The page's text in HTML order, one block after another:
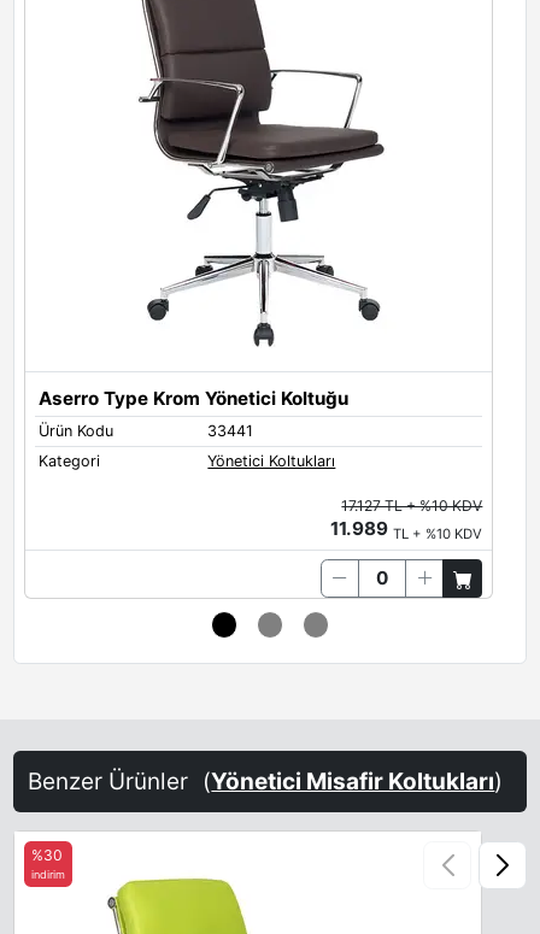
Aserro Type Krom Yönetici Koltuğu
Ürün Kodu
33441
Kategori
Yönetici Koltukları
17.127 TL + %10 KDV
11.989TL + %10 KDV
Benzer Ürünler (Yönetici Misafir Koltukları)
%30
indirim